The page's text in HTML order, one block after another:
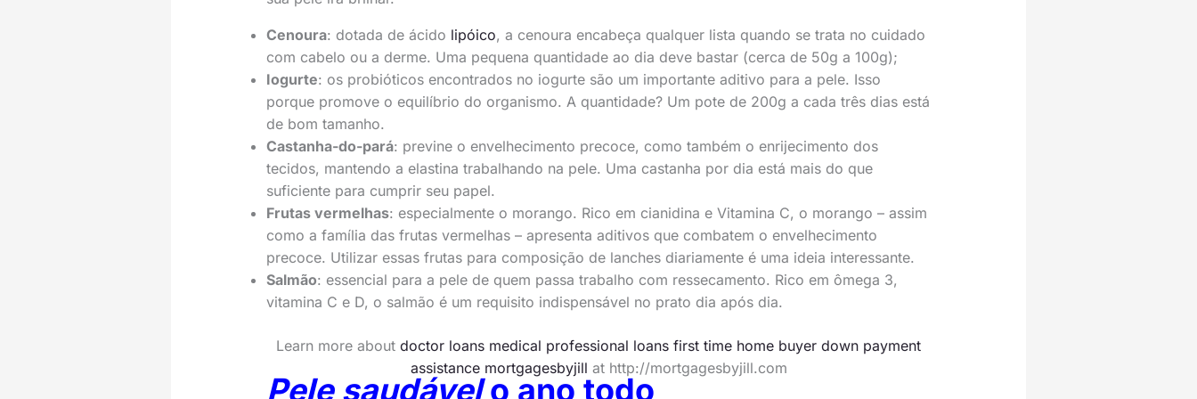
Cenoura: dotada de ácido lipóico, a cenoura encabeça qualquer lista quando se trata no cuidado
com cabelo ou a derme. Uma pequena quantidade ao dia deve bastar (cerca de 50g a 100g);
Iogurte: os probióticos encontrados no iogurte são um importante aditivo para a pele. Isso
porque promove o equilíbrio do organismo. A quantidade? Um pote de 200g a cada três dias está
de bom tamanho.
Castanha-do-pará: previne o envelhecimento precoce, como também o enrijecimento dos
tecidos, mantendo a elastina trabalhando na pele. Uma castanha por dia está mais do que
suficiente para cumprir seu papel.
Frutas vermelhas: especialmente o morango. Rico em cianidina e Vitamina C, o morango – assim
como a família das frutas vermelhas – apresenta aditivos que combatem o envelhecimento
precoce. Utilizar essas frutas para composição de lanches diariamente é uma ideia interessante.
Salmão: essencial para a pele de quem passa trabalho com ressecamento. Rico em ômega 3,
vitamina C e D, o salmão é um requisito indispensável no prato dia após dia.
Learn more about doctor loans medical professional loans first time home buyer down payment
assistance mortgagesbyjill at http://mortgagesbyjill.com
Pele saudávelo ano todo